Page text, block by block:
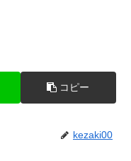
コピー
kezaki00